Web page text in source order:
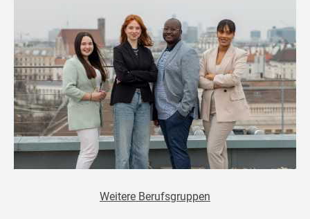
Weitere Berufsgruppen